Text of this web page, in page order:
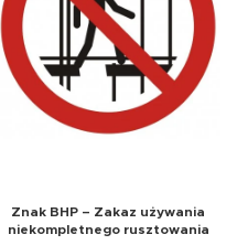
Znak BHP – Zakaz używania
niekompletnego rusztowania